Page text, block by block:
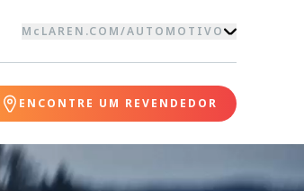
McLAREN.COM/AUTOMOTIVO
ENCONTRE UM REVENDEDOR